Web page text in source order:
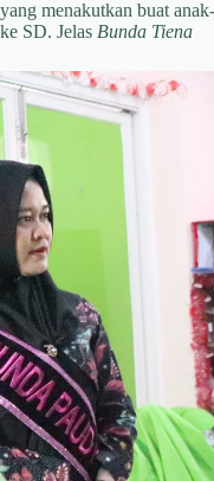
yang menakutkan buat
ke SD. Jelas Bunda Tiena